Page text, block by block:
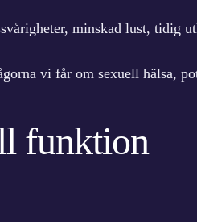
minskad lust, tidig
vi får om sexuell hälsa,
funktion